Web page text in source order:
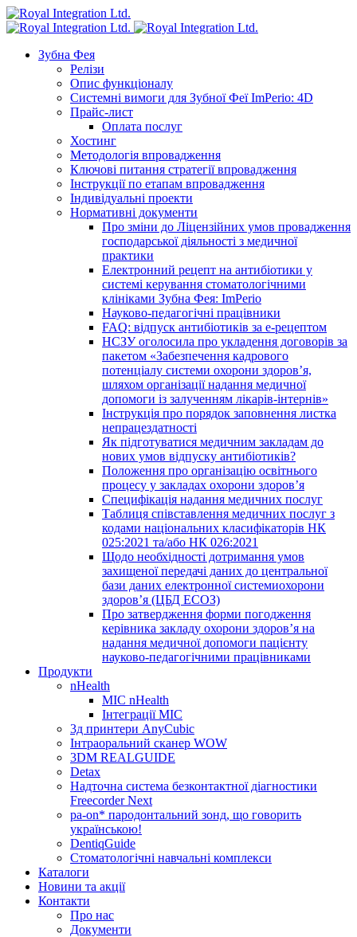
Зубна Фея
Релізи
Опис функціоналу
Системні вимоги для Зубної Феї ImPerio: 4D
Прайс-лист
Оплата послуг
Хостинг
Методологія впровадження
Ключові питання стратегії впровадження
Інструкції по етапам впровадження
Індивідуальні проекти
Нормативні документи
Про зміни до Ліцензійних умов провадження
господарської діяльності з медичної
практики
Електронний рецепт на антибіотики у
системі керування стоматологічними
клініками Зубна Фея: ImPerio
Науково-педагогічні працівники
FAQ: відпуск антибіотиків за е-рецептом
НСЗУ оголосила про укладення договорів за
пакетом «Забезпечення кадрового
потенціалу системи охорони здоров’я,
шляхом організації надання медичної
допомоги із залученням лікарів-інтернів»
Інструкція про порядок заповнення листка
непрацездатності
Як підготуватися медичним закладам до
нових умов відпуску антибіотиків?
Положення про організацію освітнього
процесу у закладах охорони здоров’я
Специфікація надання медичних послуг
Таблиця співставлення медичних послуг з
кодами національних класифікаторів НК
025:2021 та/або НК 026:2021
Щодо необхідності дотримання умов
захищеної передачі даних до центральної
бази даних електронної системиохорони
здоров’я (ЦБД ЕСОЗ)
Про затвердження форми погодження
керівника закладу охорони здоров’я на
надання медичної допомоги пацієнту
науково-педагогічними працівниками
Продукти
nHealth
МІС nHealth
Інтеграції МІС
3д принтери AnyCubic
Інтраоральний сканер WOW
3DM REALGUIDE
Detax
Надточна система безконтактної діагностики
Freecorder Next
pa-on* пародонтальний зонд, що говорить
українською!
DentiqGuide
Стоматологічні навчальні комплекси
Каталоги
Новини та акції
Контакти
Про нас
Документи